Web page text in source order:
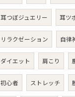
耳つぼジュエリー 耳ツ
リラクゼーション 自律
ダイエット 肩こり
初心者 ストレッチ